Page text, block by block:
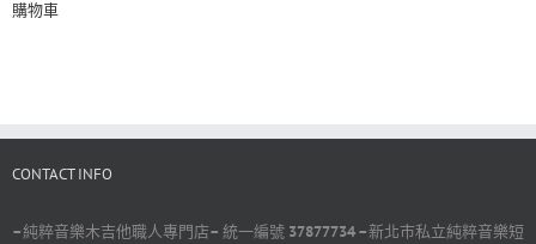
購物車
CONTACT INFO
–純粹音樂木吉他職人專門店– 統一編號 37877734 –新北市私立純粹音樂短